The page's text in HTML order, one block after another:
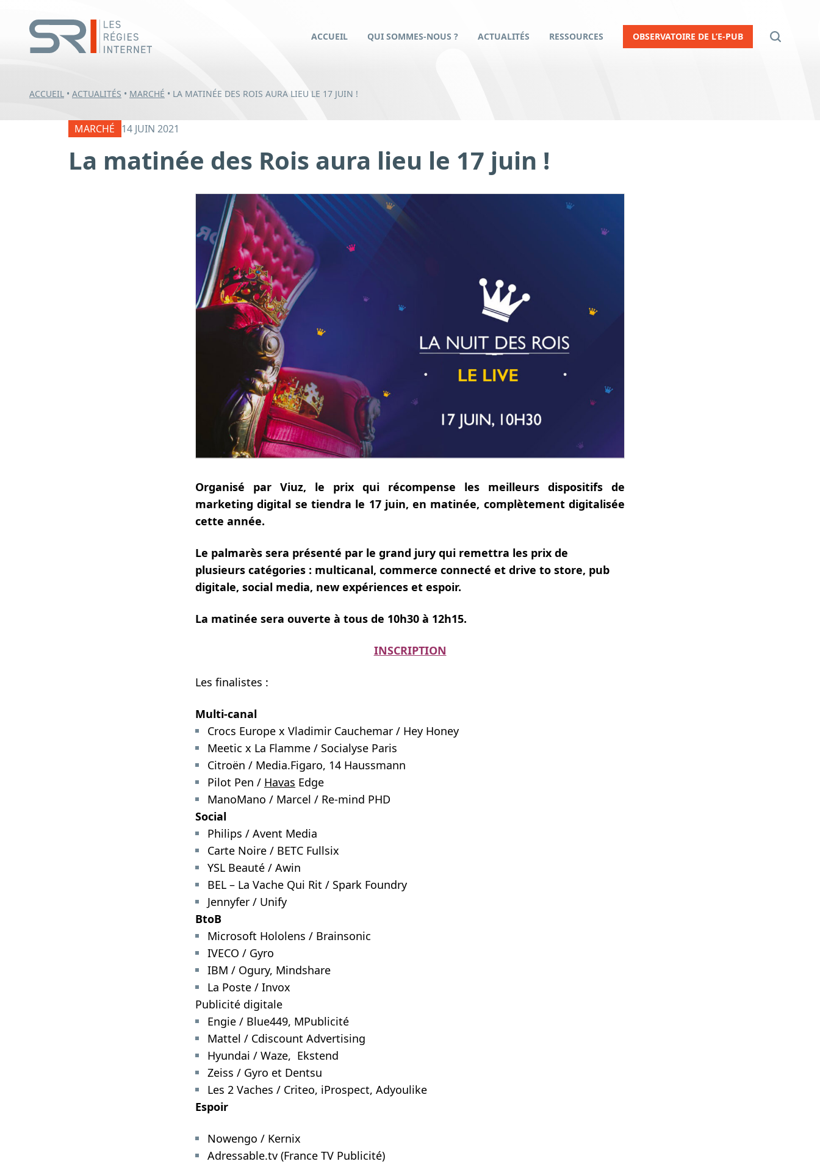
ACCUEIL QUI SOMMES-NOUS ? ACTUALITÉS RESSOURCES OBSERVATOIRE DE L’E-PUB
ACCUEIL • ACTUALITÉS • MARCHÉ • LA MATINÉE DES ROIS AURA LIEU LE 17 JUIN !
MARCHÉ 14 JUIN 2021
La matinée des Rois aura lieu le 17 juin !
Organisé par Viuz, le prix qui récompense les meilleurs dispositifs de
marketing digital se tiendra le 17 juin, en matinée, complètement digitalisée
cette année.
Le palmarès sera présenté par le grand jury qui remettra les prix de
plusieurs catégories : multicanal, commerce connecté et drive to store, pub
digitale, social media, new expériences et espoir.
La matinée sera ouverte à tous de 10h30 à 12h15.
INSCRIPTION
Les finalistes :
Multi-canal
Crocs Europe x Vladimir Cauchemar / Hey Honey
Meetic x La Flamme / Socialyse Paris
Citroën / Media.Figaro, 14 Haussmann
Pilot Pen / Havas Edge
ManoMano / Marcel / Re-mind PHD
Social
Philips / Avent Media
Carte Noire / BETC Fullsix
YSL Beauté / Awin
BEL – La Vache Qui Rit / Spark Foundry
Jennyfer / Unify
BtoB
Microsoft Hololens / Brainsonic
IVECO / Gyro
IBM / Ogury, Mindshare
La Poste / Invox
Publicité digitale
Engie / Blue449, MPublicité
Mattel / Cdiscount Advertising
Hyundai / Waze, Ekstend
Zeiss / Gyro et Dentsu
Les 2 Vaches / Criteo, iProspect, Adyoulike
Espoir
Nowengo / Kernix
Adressable.tv (France TV Publicité)